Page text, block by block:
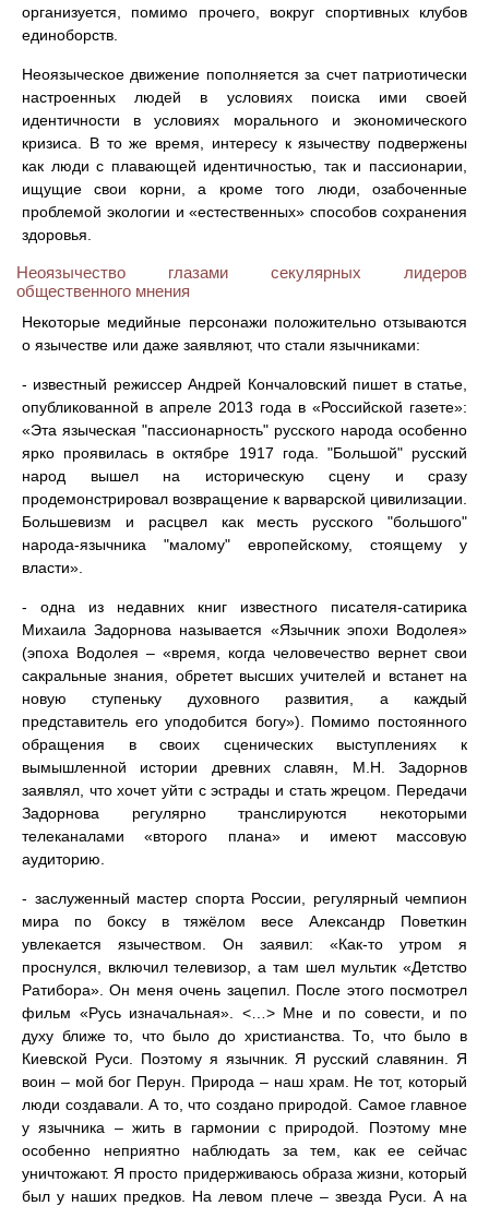
организуется, помимо прочего, вокруг спортивных клубов
единоборств.
Неоязыческое движение пополняется за счет патриотически
настроенных людей в условиях поиска ими своей
идентичности в условиях морального и экономического
кризиса. В то же время, интересу к язычеству подвержены
как люди с плавающей идентичностью, так и пассионарии,
ищущие свои корни, а кроме того люди, озабоченные
проблемой экологии и «естественных» способов сохранения
здоровья.
Неоязычество глазами секулярных лидеров
общественного мнения
Некоторые медийные персонажи положительно отзываются
о язычестве или даже заявляют, что стали язычниками:
- известный режиссер Андрей Кончаловский пишет в статье,
опубликованной в апреле 2013 года в «Российской газете»:
«Эта языческая "пассионарность" русского народа особенно
ярко проявилась в октябре 1917 года. "Большой" русский
народ вышел на историческую сцену и сразу
продемонстрировал возвращение к варварской цивилизации.
Большевизм и расцвел как месть русского "большого"
народа-язычника "малому" европейскому, стоящему у
власти».
- одна из недавних книг известного писателя-сатирика
Михаила Задорнова называется «Язычник эпохи Водолея»
(эпоха Водолея – «время, когда человечество вернет свои
сакральные знания, обретет высших учителей и встанет на
новую ступеньку духовного развития, а каждый
представитель его уподобится богу»). Помимо постоянного
обращения в своих сценических выступлениях к
вымышленной истории древних славян, М.Н. Задорнов
заявлял, что хочет уйти с эстрады и стать жрецом. Передачи
Задорнова регулярно транслируются некоторыми
телеканалами «второго плана» и имеют массовую
аудиторию.
- заслуженный мастер спорта России, регулярный чемпион
мира по боксу в тяжёлом весе Александр Поветкин
увлекается язычеством. Он заявил: «Как-то утром я
проснулся, включил телевизор, а там шел мультик «Детство
Ратибора». Он меня очень зацепил. После этого посмотрел
фильм «Русь изначальная». <…> Мне и по совести, и по
духу ближе то, что было до христианства. То, что было в
Киевской Руси. Поэтому я язычник. Я русский славянин. Я
воин – мой бог Перун. Природа – наш храм. Не тот, который
люди создавали. А то, что создано природой. Самое главное
у язычника – жить в гармонии с природой. Поэтому мне
особенно неприятно наблюдать за тем, как ее сейчас
уничтожают. Я просто придерживаюсь образа жизни, который
был у наших предков. На левом плече – звезда Руси. А на